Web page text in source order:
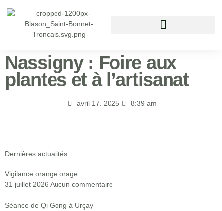
Nassigny : Foire aux
plantes et à l’artisanat
avril 17, 2025 8:39 am
Dernières actualités
Vigilance orange orage
31 juillet 2026 Aucun commentaire
Séance de Qi Gong à Urçay